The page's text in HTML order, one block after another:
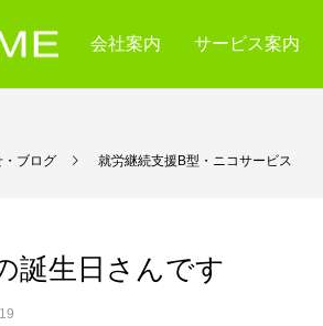
会社案内 サービス案内
・ブログ 就労継続支援B型・ニコサ
誕生日さんです